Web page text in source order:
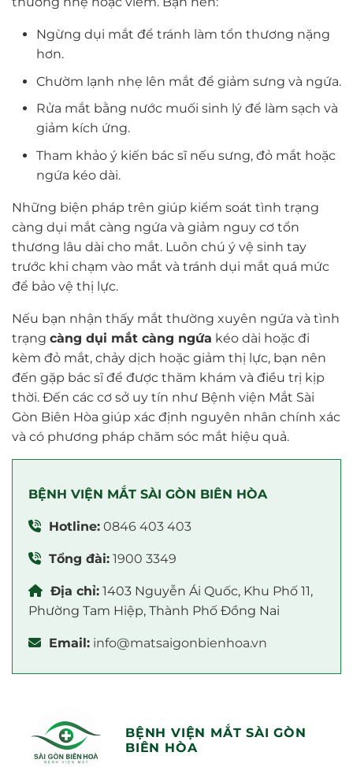
Ngừng dụi mắt để tránh làm tổn thương nặng
hơn.
Chườm lạnh nhẹ lên mắt để giảm sưng và ngứa.
Rửa mắt bằng nước muối sinh lý để làm sạch và
giảm kích ứng.
Tham khảo ý kiến bác sĩ nếu sưng, đỏ mắt hoặc
ngứa kéo dài.
Những biện pháp trên giúp kiểm soát tình trạng
càng dụi mắt càng ngứa và giảm nguy cơ tổn
thương lâu dài cho mắt. Luôn chú ý vệ sinh tay
trước khi chạm vào mắt và tránh dụi mắt quá mức
để bảo vệ thị lực.
Nếu bạn nhận thấy mắt thường xuyên ngứa và tình
trạng càng dụi mắt càng ngứa kéo dài hoặc đi
kèm đỏ mắt, chảy dịch hoặc giảm thị lực, bạn nên
đến gặp bác sĩ để được thăm khám và điều trị kịp
thời. Đến các cơ sở uy tín như Bệnh viện Mắt Sài
Gòn Biên Hòa giúp xác định nguyên nhân chính xác
và có phương pháp chăm sóc mắt hiệu quả.
BỆNH VIỆN MẮT SÀI GÒN BIÊN HÒA
Hotline: 0846 403 403
Tổng đài: 1900 3349
Địa chỉ: 1403 Nguyễn Ái Quốc, Khu Phố 11,
Phường Tam Hiệp, Thành Phố Đồng Nai
Email: info@matsaigonbienhoa.vn
BỆNH VIỆN MẮT SÀI GÒN
BIÊN HÒA